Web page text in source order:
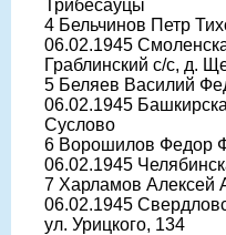
Трибесауцы
4 Бельчинов Петр
06.02.1945
Граблинский с/с, д.
5 Беляев Василий
06.02.1945
Суслово
6 Ворошилов Федор
06.02.1945
7 Харламов Алексей
06.02.1945
ул. Урицкого, 134